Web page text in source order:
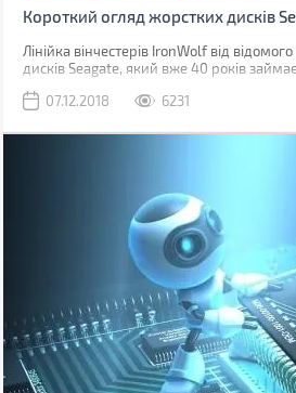
Короткий огляд жорстких дисків
Лінійка вінчестерів IronWolf від
дисків Seagate, який вже 40 років
спеціально для використання в системах
07.12.2018 6231